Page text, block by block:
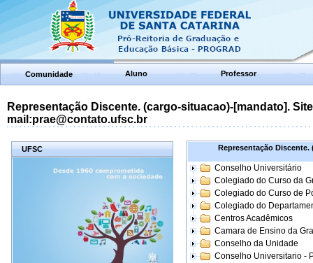
Comunidade Aluno Professor
Representação Discente. (cargo-situacao)-[mandato].
mail:prae@contato.ufsc.br
UFSC Representação Discente.
Conselho Universitário
Colegiado do Curso da
Colegiado do Curso de
Colegiado do
Centros Acadêmicos
Camara de Ensino da
Conselho da Unidade
Conselho Universitario -